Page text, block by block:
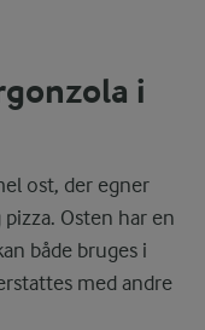
i
ost, der egner
Osten har en
både bruges i
med andre